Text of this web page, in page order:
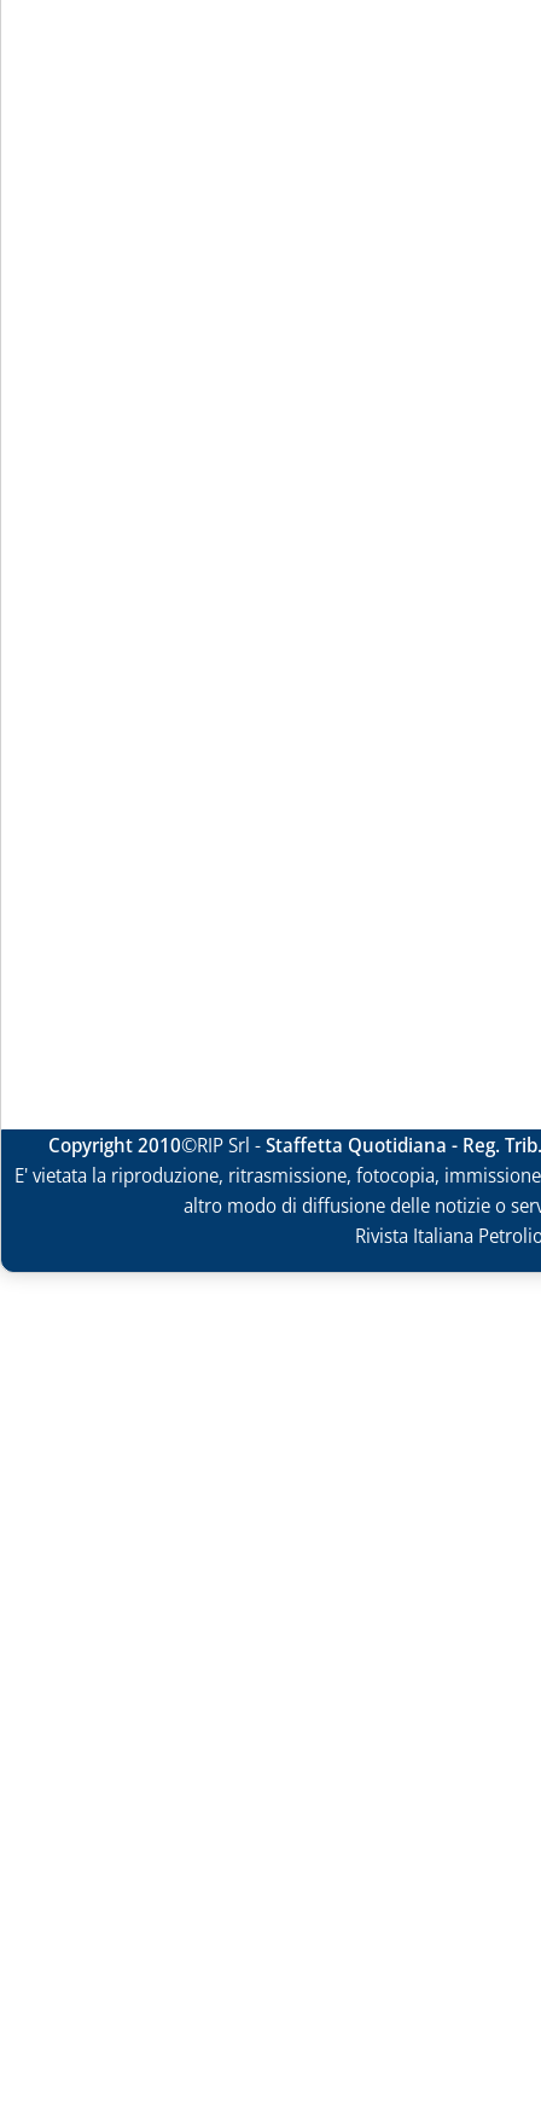
Copyright 2010©RIP Srl -Staffetta Quotidiana - Reg.
E' vietata la riproduzione, ritrasmissione, fotocopia,
altro modo di diffusione delle notizie o
Rivista Italiana